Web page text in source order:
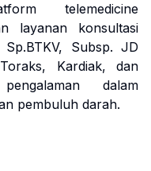
telemedicine
layanan konsultasi
Subsp. JD
Kardiak, dan
dalam
pembuluh darah.